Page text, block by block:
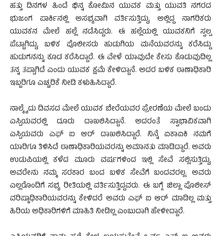
ಹತ್ತು ದಿನಗಳ ಹಿಂದೆ ಭಿನ್ನ ಕೋಮಿನ ಯುವಕ ಮತ್ತು ಯುವತಿ ನಗರದ
ಭುಜಂಗ ಪಾರ್ಕಿನಲ್ಲಿ ಅಸಭ್ಯವಾಗಿ ವರ್ತಿಸುತ್ತಿದ್ದು, ಅಲ್ಲಿದ್ದ ನಾಗರಿಕರು
ಯುವಕನ ಮೇಲೆ ಹಲ್ಲೆ ನಡೆಸಿದ್ದರು. ಈ ಹಲ್ಲೆಯಲ್ಲಿ ಯುವಕನಿಗೆ ಸ್ವಲ್ಪ
ಪೆಟ್ಟಾಗಿದ್ದು, ಬಳಿಕ ಪೊಲೀಸರು ಹುಡುಗಿಯ ಮನೆಯವರನ್ನು ಕರೆಸಿದ್ದು
ಹುಡುಗನನ್ನು ಕೂಡ ಕರೆಸಿದ್ದಾರೆ. ಈ ವೇಳೆ ಯಾವುದೇ ಕೇಸು ಕೊಡುವುದಿಲ್ಲ
ತನ್ನ ತಪ್ಪಾಗಿದೆ ಎಂದು ಯುವಕ ಕ್ಷಮೆ ಕೇಳಿದ್ದಾನೆ. ಅದರ ಬಳಿಕ ಠಾಣಾಧಿಕಾರಿ
ಇಬ್ಬರಿಗೂ ಎಚ್ಚರಿಕೆ ನೀಡಿ ಕಳುಹಿಸಿದ್ದಾರೆ.
ನಾಲ್ಕೈದು ದಿವಸದ ಮೇಲೆ ಯುವಕ ಬೇರೆಯವರ ಪ್ರೇರಣೆಯ ಮೇಲೆ ಬಂದು
ಎಸ್ಪಿಯವರಲ್ಲಿ ದೂರು ದಾಖಲಿಸಿದ್ದಾನೆ. ಅದರಂತೆ ಸ್ವಾಭಾವಿಕವಾಗಿ
ಎಸ್ಪಿಯವರು ಎಫ್ ಐ ಆರ್ ದಾಖಲಿಸಿದ್ದಾರೆ. ನಿನ್ನೆ ಏಕಾಏಕಿ ನಮಗೆ
ಯಾರಿಗೂ ತಿಳಿಸಿದೆ ಠಾಣಾಧಿಕಾರಿಯವರನ್ನು ಅಮಾನತು ಮಾಡಿದ್ದಾರೆ. ಅವರು
ಉಡುಪಿಯಲ್ಲಿ ಕಳೆದ ಮೂರು ವರ್ಷಗಳಿಂದ ಇಲ್ಲಿ ಸೇವೆ ಸಲ್ಲಿಸುತ್ತಿದ್ದು,
ಅವರೇನು ನಮ್ಮ ಸರಕಾರ ಬಂದ ಬಳಿಕ ಸೇವೆಗೆ ಬಂದವರಲ್ಲ. ಅವರು
ಎಲ್ಲರೊಂದಿಗೆ ಸಭ್ಯ ರೀತಿಯಲ್ಲಿ ವರ್ತಿಸುತ್ತಿದ್ದವರು. ಈ ಬಗ್ಗೆ ಜಿಲ್ಲಾ ಪೊಲೀಸ್
ವರಿಷ್ಠಾಧಿಕಾರಿಯವರನ್ನು ಕೇಳಿದರೆ ಅವರು ಎಫ್ ಐ ಆರ್ ಮಾಡಿಲ್ಲ ಮತ್ತು
ಹಿರಿಯ ಅಧಿಕಾರಿಗಳಿಗೆ ಮಾಹಿತಿ ನೀಡಿಲ್ಲ ಎಂಬುದಾಗಿ ಹೇಳೀದ್ದಾರೆ.